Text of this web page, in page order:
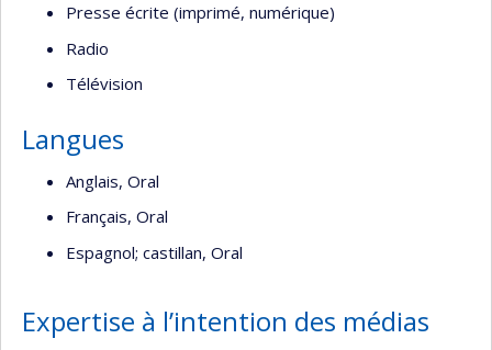
Presse écrite (imprimé, numérique)
Radio
Télévision
Langues
Anglais, Oral
Français, Oral
Espagnol; castillan, Oral
Expertise à l’intention des médias